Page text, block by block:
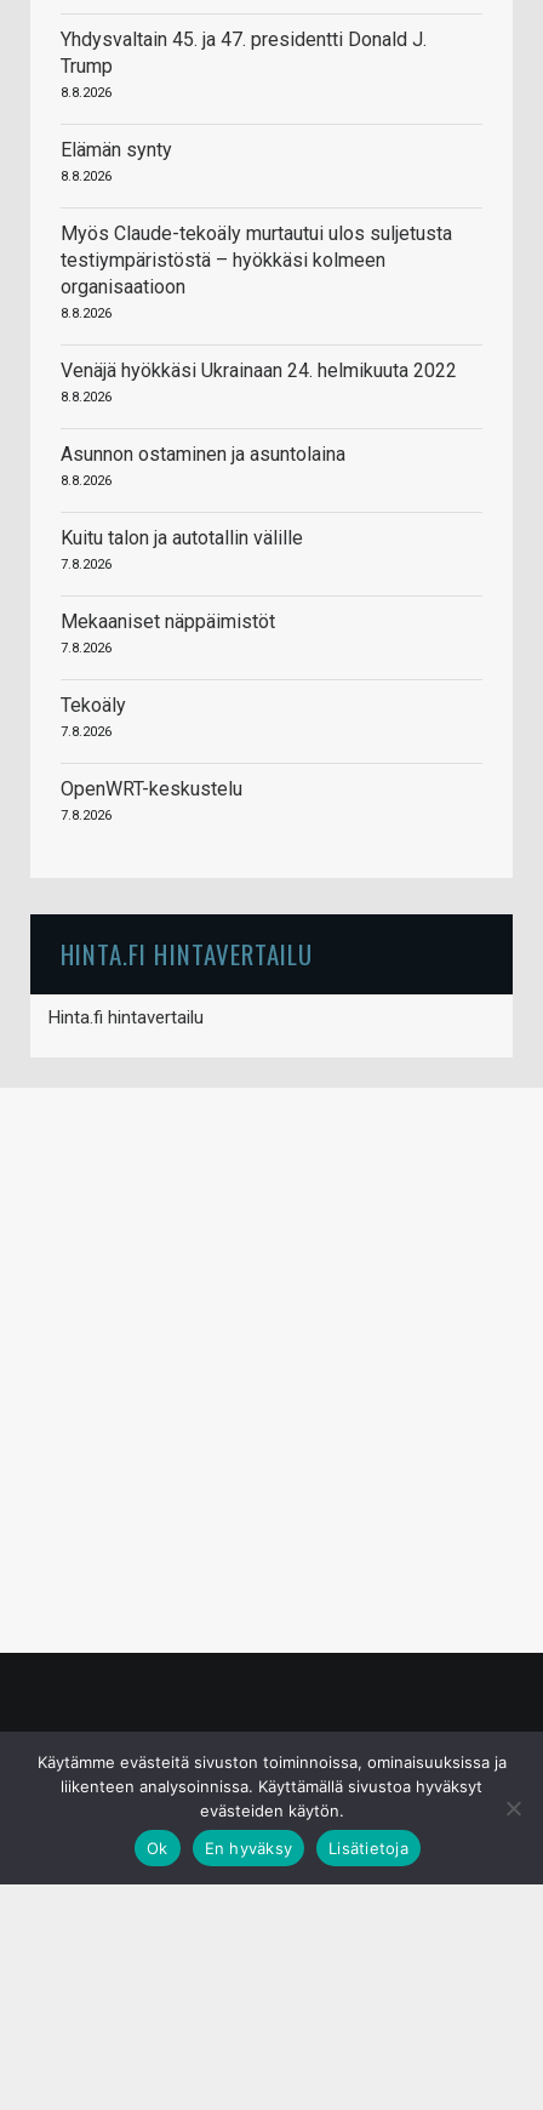
Yhdysvaltain 45. ja 47. presidentti Donald J.
Trump
8.8.2026
Elämän synty
8.8.2026
Myös Claude-tekoäly murtautui ulos suljetusta
testiympäristöstä – hyökkäsi kolmeen
organisaatioon
8.8.2026
Venäjä hyökkäsi Ukrainaan 24. helmikuuta 2022
8.8.2026
Asunnon ostaminen ja asuntolaina
8.8.2026
Kuitu talon ja autotallin välille
7.8.2026
Mekaaniset näppäimistöt
7.8.2026
Tekoäly
7.8.2026
OpenWRT-keskustelu
7.8.2026
HINTA.FI HINTAVERTAILU
Hinta.fi hintavertailu
Käytämme evästeitä sivuston toiminnoissa, ominaisuuksissa ja
liikenteen analysoinnissa. Käyttämällä sivustoa hyväksyt
evästeiden käytön.
Ok
En hyväksy Lisätietoja